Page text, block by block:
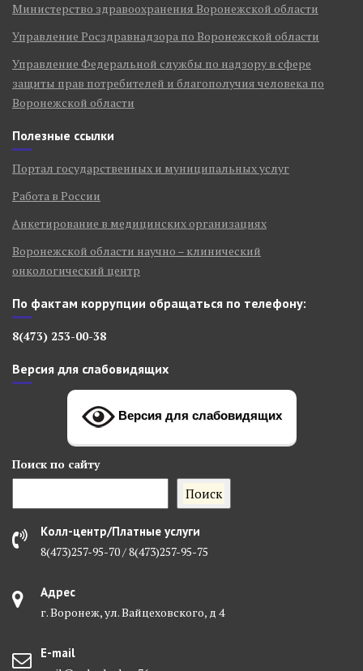
Министерство здравоохранения Воронежской области
Управление Росздравнадзора по Воронежской области
Управление Федеральной службы по надзору в сфере
защиты прав потребителей и благополучия человека по
Воронежской области
Полезные ссылки
Портал государственных и муниципальных услуг
Работа в России
Анкетирование в медицинских организациях
Воронежской области научно – клинический
онкологический центр
По фактам коррупции обращаться по телефону:
8(473) 253-00-38
Версия для слабовидящих
Версия для слабовидящих
Поиск по сайту
Поиск
Колл-центр/Платные услуги
8(473)257-95-70 / 8(473)257-95-75
Адрес
г. Воронеж, ул. Вайцеховского, д 4
E-mail